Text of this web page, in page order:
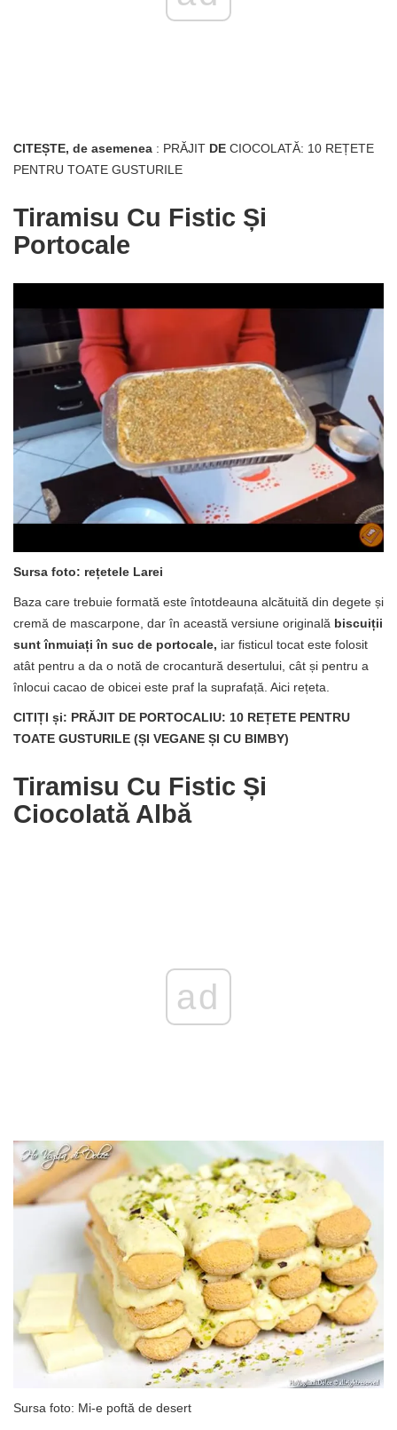
CITEȘTE, de asemenea : PRĂJIT DE CIOCOLATĂ: 10 REȚETE
PENTRU TOATE GUSTURILE
Tiramisu Cu Fistic Și
Portocale
Sursa foto: rețetele Larei
Baza care trebuie formată este întotdeauna alcătuită din degete și
cremă de mascarpone, dar în această versiune originală biscuiții
sunt înmuiați în suc de portocale, iar fisticul tocat este folosit
atât pentru a da o notă de crocantură desertului, cât și pentru a
înlocui cacao de obicei este praf la suprafață. Aici rețeta.
CITIȚI și: PRĂJIT DE PORTOCALIU: 10 REȚETE PENTRU
TOATE GUSTURILE (ȘI VEGANE ȘI CU BIMBY)
Tiramisu Cu Fistic Și
Ciocolată Albă
ad
Sursa foto: Mi-e poftă de desert